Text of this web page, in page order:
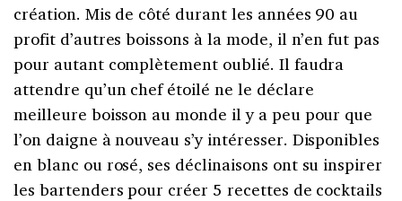
création. Mis de côté durant les années 90 au
profit d’autres boissons à la mode, il n’en fut pas
pour autant complètement oublié. Il faudra
attendre qu’un chef étoilé ne le déclare
meilleure boisson au monde il y a peu pour que
l’on daigne à nouveau s’y intéresser. Disponibles
en blanc ou rosé, ses déclinaisons ont su inspirer
les bartenders pour créer 5 recettes de cocktails